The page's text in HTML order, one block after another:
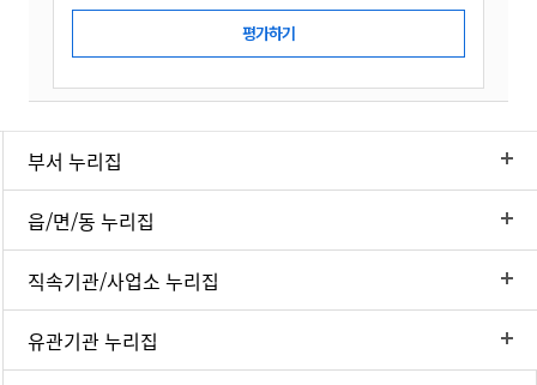
부서 누리집
읍/면/동 누리집
직속기관/사업소 누리집
유관기관 누리집